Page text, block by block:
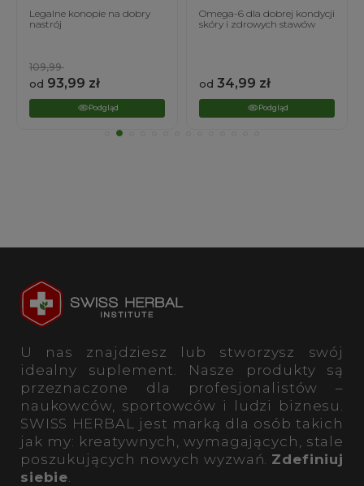
Legalne konopie na dobry
nastrój
od 93,99 zł
109,99
Podgląd
Omega-6 dla dobrej kondycji
skóry i zdrowych stawów
od 34,99 zł
Podgląd
U nas znajdziesz lub stworzysz swój
idealny suplement. Nasze produkty są
przeznaczone dla profesjonalistów –
naukowców, sportowców i ludzi biznesu.
SWISS HERBAL jest marką dla osób takich
jak my: kreatywnych, wymagających, stale
poszukujących nowych wyzwań. Zdefiniuj
siebie